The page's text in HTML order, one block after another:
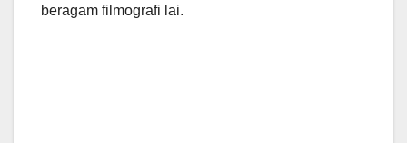
beragam filmografi lai.